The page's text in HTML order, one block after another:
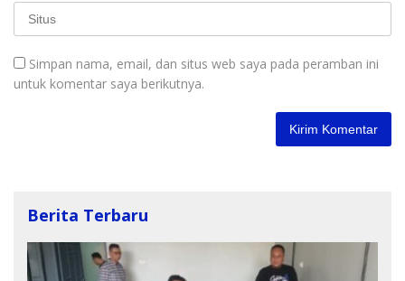
Simpan nama, email, dan situs web saya pada peramban ini
untuk komentar saya berikutnya.
Berita Terbaru